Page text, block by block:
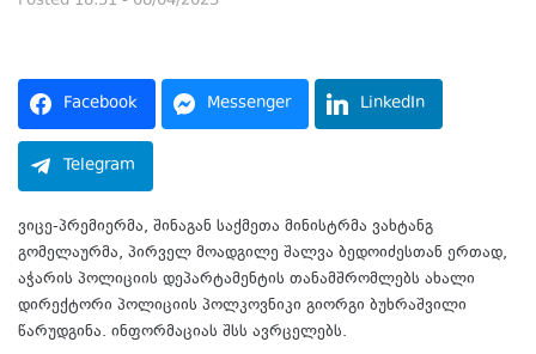
Facebook Messenger LinkedIn
Telegram
ვიცე-პრემიერმა, შინაგან საქმეთა მინისტრმა ვახტანგ
გომელაურმა, პირველ მოადგილე შალვა ბედოიძესთან ერთად,
აჭარის პოლიციის დეპარტამენტის თანამშრომლებს ახალი
დირექტორი პოლიციის პოლკოვნიკი გიორგი ბუხრაშვილი
წარუდგინა. ინფორმაციას შსს ავრცელებს.